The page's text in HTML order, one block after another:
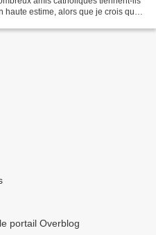
estime, alors que je crois que
portail Overblog